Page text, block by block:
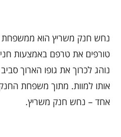
נחש חנק משריץ הוא ממשפחת
טורפים את טרפם באמצעות
נוהג לכרוך את גופו הארוך
אותו למוות. מתוך משפחת
אחד – נחש חנק משריץ.